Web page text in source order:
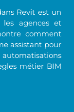
Revit est un
agences et
comment
assistant pour
métier BIM